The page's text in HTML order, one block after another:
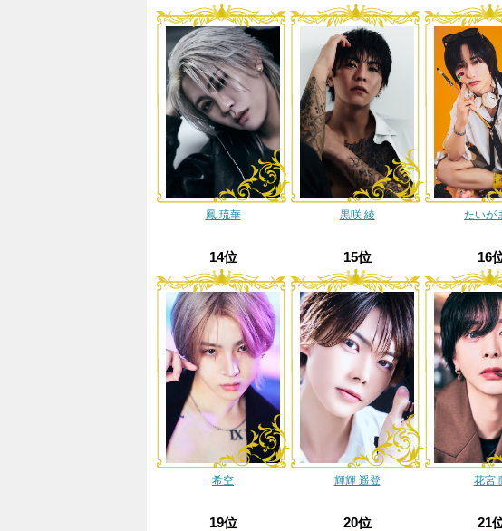
鳳 琉華 黒咲 綾 たいが
14位
希空
15位
輝輝 遥登
16
花宮
19位 20位 21